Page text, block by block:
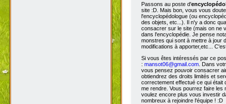
Passons au poste d'
site :D. Mais bon, vous vous
l'encyclopédologue (ou
des objets, etc...). Il n'y a donc
consacrer sur le site (mais on ne
dans l'encyclopédie. Je pense
monstres qui sont à mettre à jour
modifications à apporter,etc...
Si vous êtes intéressés par ce
: mansot06@gmail.com . Dans
vous pensez pouvoir consacrer
obtiendrez des droits limités et
correctement effectué ce qui
me rendre. Vous pourrez faire les
voulez encore plus vous investir
nombreux à rejoindre l'équipe ! :D